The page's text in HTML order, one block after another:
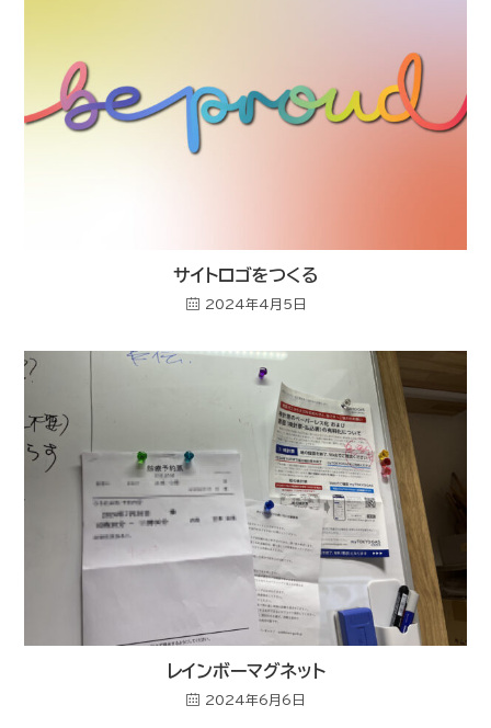
サイトロゴをつくる
2024年4月5日
レインボーマグネット
2024年6月6日